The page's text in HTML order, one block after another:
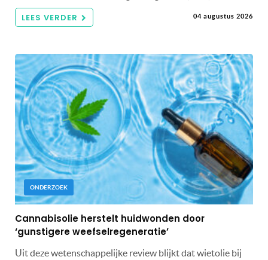
LEES VERDER 04 augustus 2026
ONDERZOEK
Cannabisolie herstelt huidwonden door
‘gunstigere weefselregeneratie’
Uit deze wetenschappelijke review blijkt dat wietolie bij